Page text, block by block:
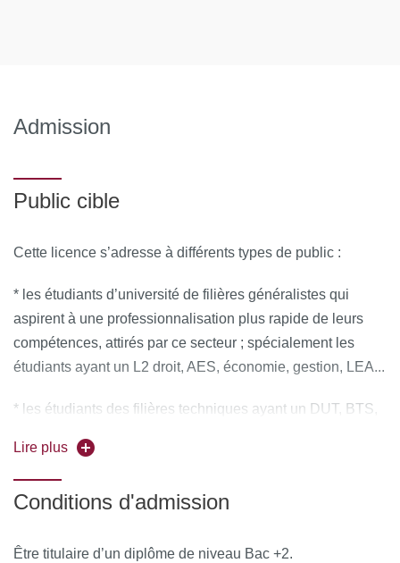
Admission
Public cible
Cette licence s’adresse à différents types de public :
* les étudiants d’université de filières généralistes qui
aspirent à une professionnalisation plus rapide de leurs
compétences, attirés par ce secteur ; spécialement les
étudiants ayant un L2 droit, AES, économie, gestion, LEA...
* les étudiants des filières techniques ayant un DUT, BTS,
recherchent un approfondissement de leur qualification
pour prétendre à des postes de responsabilités;
mutations technologiques de leur profession et aux
Lire plus
Conditions d'admission
Être titulaire d’un diplôme de niveau Bac +2.